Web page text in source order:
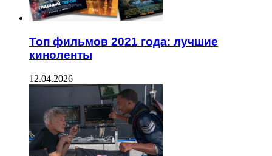
Топ фильмов 2021 года: лучшие
киноленты
12.04.2026